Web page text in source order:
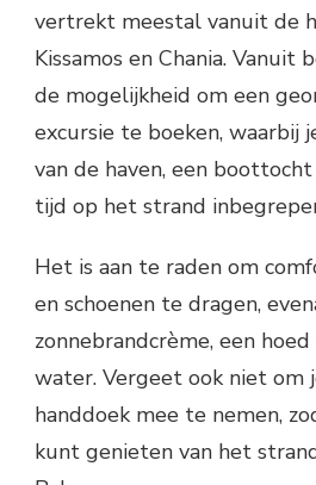
vertrekt meestal vanuit de
Kissamos en Chania. Vanuit
de mogelijkheid om een
excursie te boeken, waarbij
van de haven, een
tijd op het strand
Het is aan te raden om
en schoenen te dragen,
zonnebrandcrème, een
water. Vergeet ook niet om
handdoek mee te nemen,
kunt genieten van het